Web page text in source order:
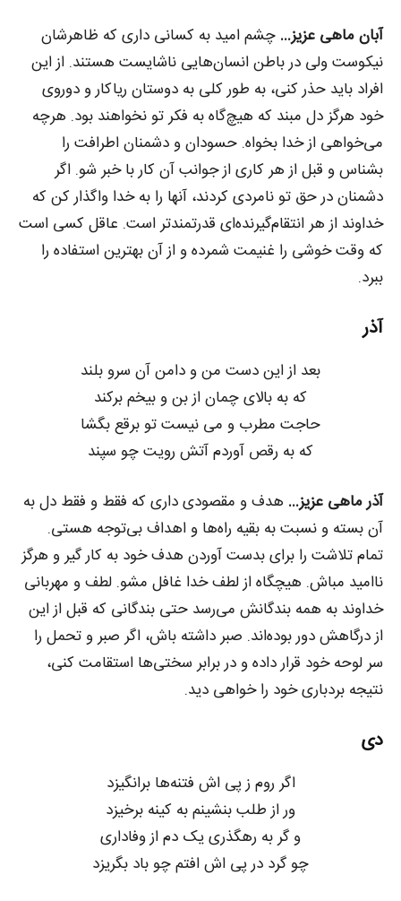
آبان ماهی عزیز… چشم امید به کسانی داری که ظاهرشان
نیکوست ولی در باطن انسان‌هایی ناشایست هستند. از این
افراد باید حذر کنی، به طور کلی به دوستان ریاکار و دوروی
خود هرگز دل مبند که هیچ‌گاه به فکر تو نخواهند بود. هرچه
می‌خواهی از خدا بخواه. حسودان و دشمنان اطرافت را
بشناس و قبل از هر کاری از جوانب آن کار با خبر شو. اگر
دشمنان در حق تو نامردی کردند، آنها را به خدا واگذار کن که
خداوند از هر انتقام‌گیرنده‌ای قدرتمندتر است. عاقل کسی است
که وقت خوشی را غنیمت شمرده و از آن بهترین استفاده را
ببرد.
آذر
بعد از این دست من و دامن آن سرو بلند
که به بالای چمان از بن و بیخم برکند
حاجت مطرب و می نیست تو برقع بگشا
که به رقص آوردم آتش رویت چو سپند
آذر ماهی عزیز… هدف و مقصودی داری که فقط و فقط دل به
آن بسته‌ و نسبت به بقیه راه‌ها و اهداف بی‌توجه هستی.
تمام تلاشت را برای بدست آوردن هدف خود به کار گیر و هرگز
ناامید مباش. هیچگاه از لطف خدا غافل مشو. لطف و مهربانی
خداوند به همه بندگانش می‌رسد حتی بندگانی که قبل از این
از درگاهش دور بوده‌اند. صبر داشته باش، اگر صبر و تحمل را
سر لوحه خود قرار داده و در برابر سختی‌ها استقامت کنی،
نتیجه بردباری خود را خواهی دید.
دی
اگر روم ز پی اش فتنه‌ها برانگیزد
ور از طلب بنشینم به کینه برخیزد
و گر به رهگذری یک دم از وفاداری
چو گرد در پی اش افتم چو باد بگریزد